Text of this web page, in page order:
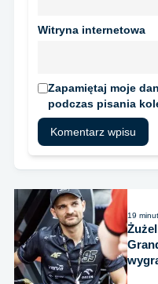
Witryna internetowa
Zapamiętaj moje
podczas pisania
19